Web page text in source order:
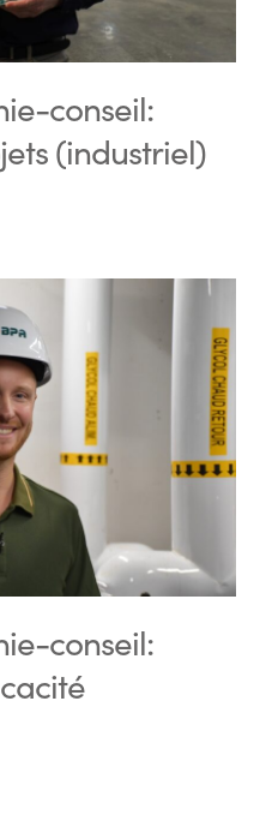
conseil:
(industriel)
conseil: